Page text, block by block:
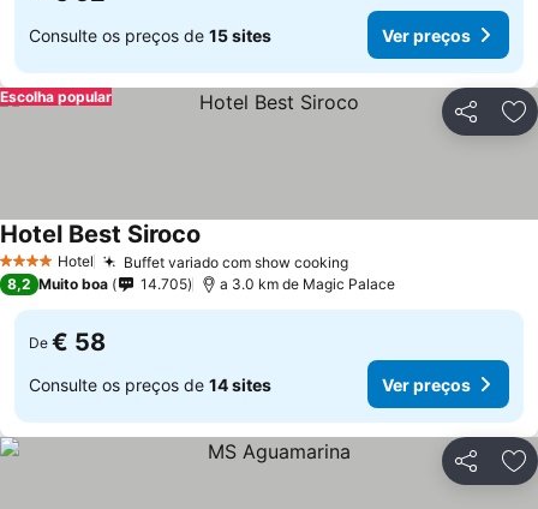
Consulte os preços de 15 sites Ver preços
Partilhar
Escolha popular
4 EstrelasHotel Buffet variado com show cookingVer preços
Hotel Best Siroco
8,2 Muito boa 14.705 a 3.0 km de Magic Palace
De € 58
Consulte os preços de 14 sites Ver preços
Partilhar